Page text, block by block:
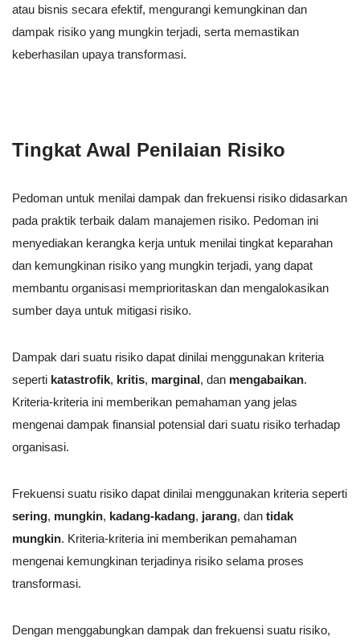
atau bisnis secara efektif, mengurangi kemungkinan dan
dampak risiko yang mungkin terjadi, serta memastikan
keberhasilan upaya transformasi.
Tingkat Awal Penilaian Risiko
Pedoman untuk menilai dampak dan frekuensi risiko didasarkan
pada praktik terbaik dalam manajemen risiko. Pedoman ini
menyediakan kerangka kerja untuk menilai tingkat keparahan
dan kemungkinan risiko yang mungkin terjadi, yang dapat
membantu organisasi memprioritaskan dan mengalokasikan
sumber daya untuk mitigasi risiko.
Dampak dari suatu risiko dapat dinilai menggunakan kriteria
seperti katastrofik, kritis, marginal, dan mengabaikan.
Kriteria-kriteria ini memberikan pemahaman yang jelas
mengenai dampak finansial potensial dari suatu risiko terhadap
organisasi.
Frekuensi suatu risiko dapat dinilai menggunakan kriteria seperti
sering, mungkin, kadang-kadang, jarang, dan tidak
mungkin. Kriteria-kriteria ini memberikan pemahaman
mengenai kemungkinan terjadinya risiko selama proses
transformasi.
Dengan menggabungkan dampak dan frekuensi suatu risiko,